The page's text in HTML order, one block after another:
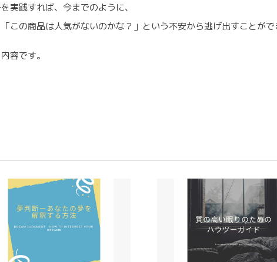
実践すれば、今までのように、
この商品は人気がないのかな？」という不安から逃げ出すことが
容です。